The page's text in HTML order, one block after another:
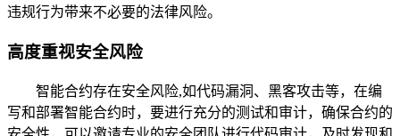
违规行为带来不必要的法律风险。
高度重视安全风险
智能合约存在安全风险,如代码漏洞、黑客攻击等，在编
写和部署智能合约时，要进行充分的测试和审计，确保合约的